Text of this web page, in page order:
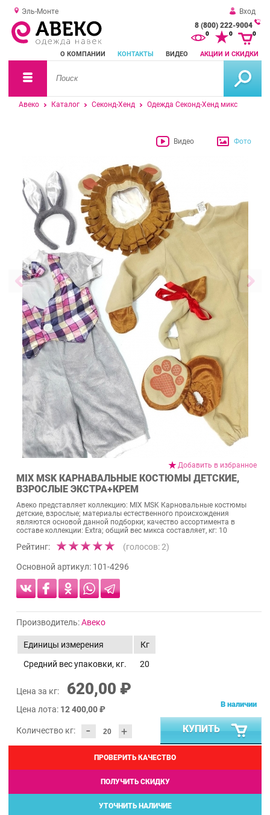
Эль-Монте
Вход
8 (800) 222-9004
О КОМПАНИИ КОНТАКТЫ ВИДЕО АКЦИИ И СКИДКИ
0 0 0
Авеко Каталог Секонд-Хенд Одежда Секонд-Хенд микс
Видео Фото
Добавить в избранное
MIX MSK КАРНАВАЛЬНЫЕ КОСТЮМЫ ДЕТСКИЕ,
ВЗРОСЛЫЕ ЭКСТРА+КРЕМ
Авеко представляет коллекцию: MIX MSK Карновальные костюмы
детские, взрослые; материалы естественного происхождения
являются основой данной подборки; качество ассортимента в
составе коллекции: Extra; общий вес микса составляет, кг: 10
Рейтинг: (голосов:2)
Основной артикул: 101-4296
Производитель:Авеко
Единицы измерения
Кг
Средний вес упаковки, кг.
20
Цена за кг: 620,00 ₽
Цена лота: 12 400,00 ₽
Количество кг: - +
В наличии
КУПИТЬ
ПРОВЕРИТЬ КАЧЕСТВО
ПОЛУЧИТЬ СКИДКУ
УТОЧНИТЬ НАЛИЧИЕ